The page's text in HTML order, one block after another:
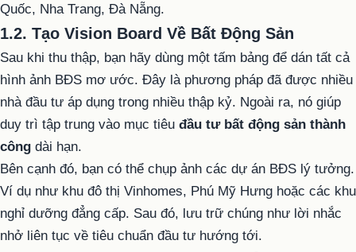
Quốc, Nha Trang, Đà Nẵng.
1.2. Tạo Vision Board Về Bất Động Sản
Sau khi thu thập, bạn hãy dùng một tấm bảng để dán tất cả
hình ảnh BĐS mơ ước. Đây là phương pháp đã được nhiều
nhà đầu tư áp dụng trong nhiều thập kỷ. Ngoài ra, nó giúp
duy trì tập trung vào mục tiêu đầu tư bất động sản thành
công dài hạn.
Bên cạnh đó, bạn có thể chụp ảnh các dự án BĐS lý tưởng.
Ví dụ như khu đô thị Vinhomes, Phú Mỹ Hưng hoặc các khu
nghỉ dưỡng đẳng cấp. Sau đó, lưu trữ chúng như lời nhắc
nhở liên tục về tiêu chuẩn đầu tư hướng tới.